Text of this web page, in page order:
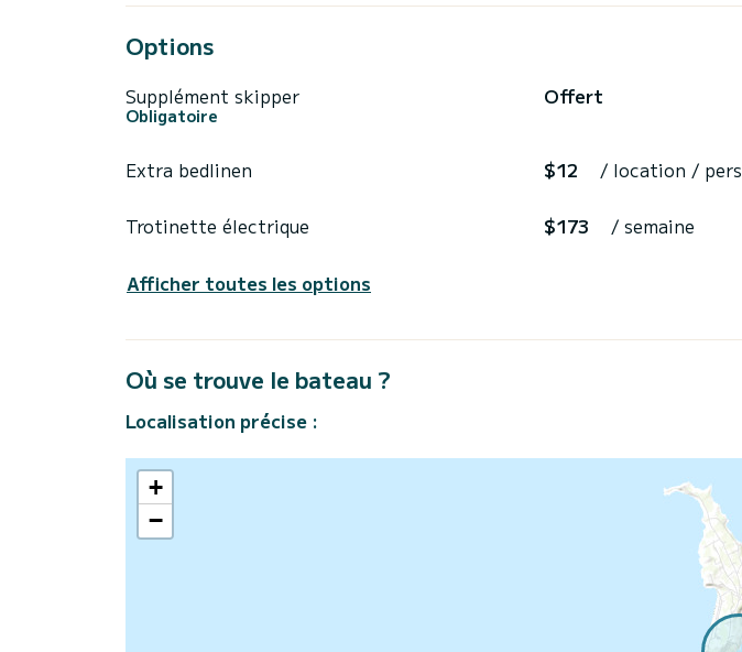
Options
Supplément skipper
Obligatoire
Offert
Extra bedlinen $12 / location / pers
Trotinette électrique $173 / semaine
Afficher toutes les options
Où se trouve le bateau ?
Localisation précise :
+
−